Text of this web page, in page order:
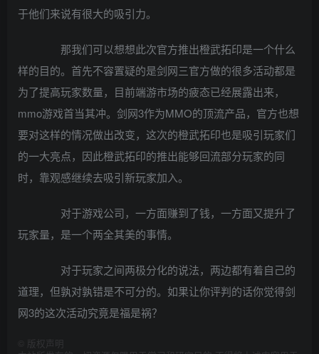
于他们来说有很大的吸引力。
那我们可以想想此次官方推出橙武拓印是一个什么
样的目的。首先不容置疑的是剑网三官方做的很多活动都是
为了提高玩家数量，目前端游市场的疲态已经展露出来，
mmo游戏首当其冲。剑网3作为MMO的顶流产品，官方也想
要对这样的情况做出改变，这次的橙武拓印也是吸引玩家们
的一大亮点，因此橙武拓印的推出能够回流部分玩家的同
时，靠观感继续去吸引新玩家加入。
对于游戏公司，一方面赚到了钱，一方面又提升了
玩家量，是一个两全其美的事情。
对于玩家之间两极分化的说法，两边都有着自己的
道理，但孰对孰错是不可分的。如果让你评判的话你觉得剑
网3的这次活动究竟是福是祸？
版权声明